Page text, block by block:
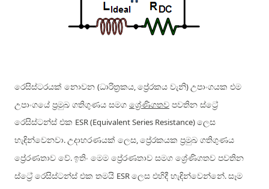
රෙසිස්ටරයක් නොවන (ධාරිත්‍රකය ප්‍රේරකය වැනි) උපාංගයක එම
උපාංගයේ ප්‍රමුඛ ගතිගුණය සමග ශ්‍රේණිගතව පවතින ස්ට්‍රේ
රෙසිස්ටන්ස් එක ESR (Equivalent Series Resistance) ලෙස
හැඳින්වෙනවා. උදාහරණයක් ලෙස ප්‍රේරකයක ප්‍රමුඛ ගතිගුණය
ප්‍රේරණතාව වේ. ඉතිං මෙම ප්‍රේරණතාව සමග ශ්‍රේණිගතව පවතින
ස්ට්‍රේ රෙසිස්ටන්ස් එක තමයි ESR ලෙස එහිදී හැඳින්වෙන්නේ. සෑම